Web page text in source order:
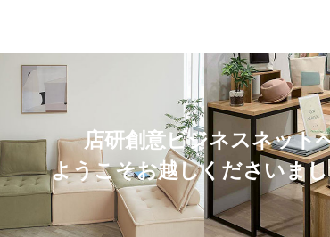
店研創意ビジネスネット
ようこそお越しくださいま